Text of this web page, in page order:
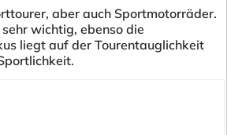
aber auch Sportmotorräder.
wichtig, ebenso die
liegt auf der Tourentauglichkeit